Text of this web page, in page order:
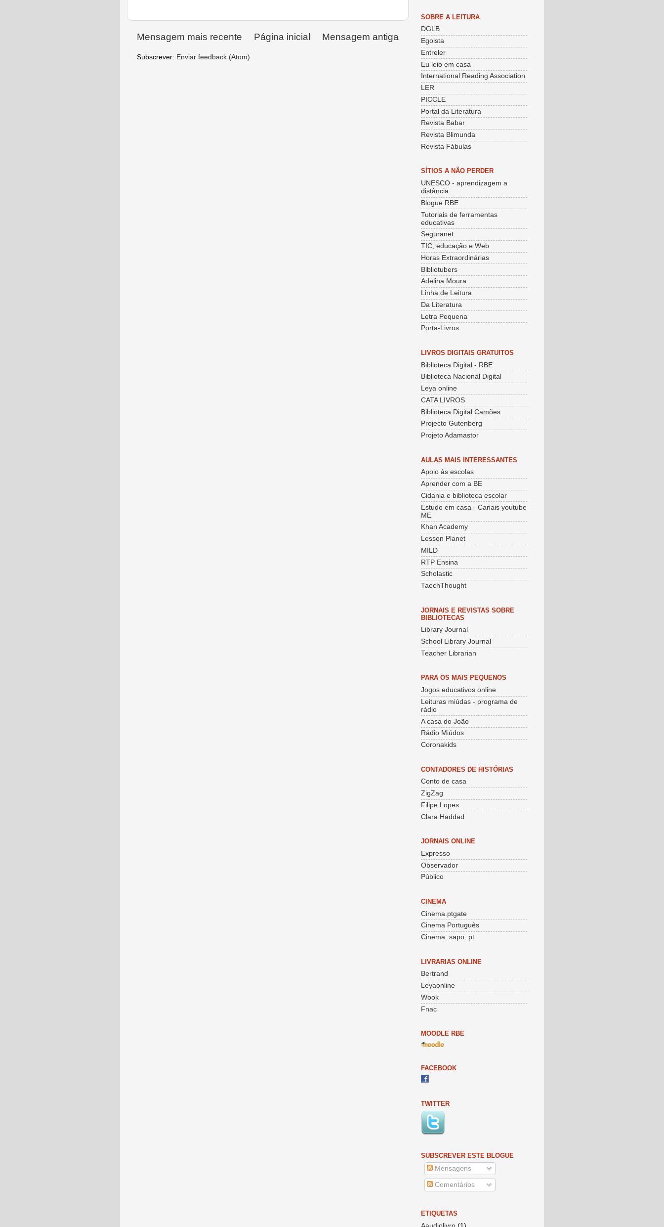
Mensagem mais recente Mensagem antiga
Página inicial
Subscrever: Enviar feedback (Atom)
SOBRE A LEITURA
DGLB
Egoista
Entreler
Eu leio em casa
International Reading Association
LER
PICCLE
Portal da Literatura
Revista Babar
Revista Blimunda
Revista Fábulas
SÍTIOS A NÃO PERDER
UNESCO - aprendizagem a
distância
Blogue RBE
Tutoriais de ferramentas
educativas
Seguranet
TIC, educação e Web
Horas Extraordinárias
Bibliotubers
Adelina Moura
Linha de Leitura
Da Literatura
Letra Pequena
Porta-Livros
LIVROS DIGITAIS GRATUITOS
Biblioteca Digital - RBE
Biblioteca Nacional Digital
Leya online
CATA LIVROS
Biblioteca Digital Camões
Projecto Gutenberg
Projeto Adamastor
AULAS MAIS INTERESSANTES
Apoio às escolas
Aprender com a BE
Cidania e biblioteca escolar
Estudo em casa - Canais youtube
ME
Khan Academy
Lesson Planet
MILD
RTP Ensina
Scholastic
TaechThought
JORNAIS E REVISTAS SOBRE
BIBLIOTECAS
Library Journal
School Library Journal
Teacher Librarian
PARA OS MAIS PEQUENOS
Jogos educativos online
Leituras miúdas - programa de
rádio
A casa do João
Rádio Miúdos
Coronakids
CONTADORES DE HISTÓRIAS
Conto de casa
ZigZag
Filipe Lopes
Clara Haddad
JORNAIS ONLINE
Expresso
Observador
Público
CINEMA
Cinema.ptgate
Cinema Português
Cinema. sapo. pt
LIVRARIAS ONLINE
Bertrand
Leyaonline
Wook
Fnac
MOODLE RBE
FACEBOOK
TWITTER
SUBSCREVER ESTE BLOGUE
Mensagens
Comentários
ETIQUETAS